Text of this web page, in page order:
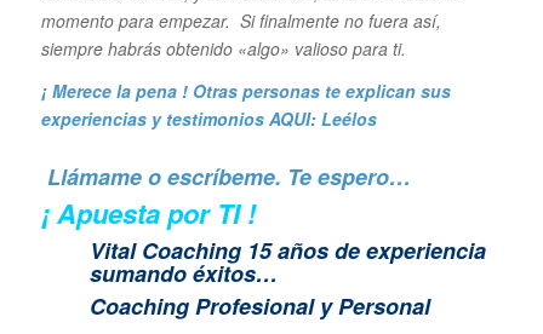
momento para empezar. Si finalmente no fuera así,
siempre habrás obtenido «algo» valioso para ti.
¡ Merece la pena ! Otras personas te explican sus
experiencias y testimonios AQUI: Leélos
Llámame o escríbeme. Te espero…
¡ Apuesta por TI !
Vital Coaching 15 años de experiencia
sumando éxitos…
Coaching Profesional y Personal